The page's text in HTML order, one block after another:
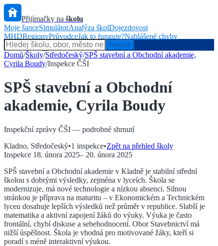
Přijímačky na školu
Moje šanceSimulátorAnalýza školDojezdovost
MHDRegionyPrůvodceJak to funguje?Nahlášené chyby
Hlídač státu
Hledat
Domů/Školy/Středočeský/SPŠ stavební a Obchodní akademie,
Cyrila Boudy/Inspekce ČŠI
SPŠ stavební a Obchodní
akademie, Cyrila Boudy
Inspekční zprávy ČŠI — podrobné shrnutí
Kladno, Středočeský•1 inspekce•Zpět na přehled školy
Inspekce 18. února 2025– 20. února 2025
SPŠ stavební a Obchodní akademie v Kladně je stabilní střední
školou s dobrými výsledky, zejména v lyceích. Škola se
modernizuje, má nové technologie a nízkou absenci. Silnou
stránkou je příprava na maturitu – v Ekonomickém a Technickém
lyceu dosahuje lepších výsledků než průměr v republice. Slabší je
matematika a aktivní zapojení žáků do výuky. Výuka je často
frontální, chybí diskuse a sebehodnocení. Obor Stavebnictví má
nižší úspěšnost. Škola je vhodná pro motivované žáky, kteří si
poradí s méně interaktivní výukou.